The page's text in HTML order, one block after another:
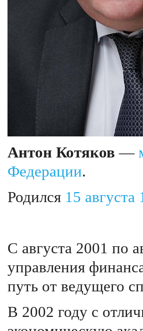
Антон Котяков —
Федерации.
Родился 15 августа
С августа 2001 по
управления
путь от ведущего
В 2002 году с